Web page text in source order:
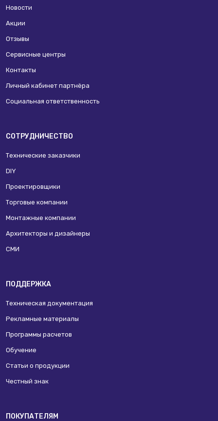
Новости
Акции
Отзывы
Сервисные центры
Контакты
Личный кабинет партнёра
Социальная ответственность
СОТРУДНИЧЕСТВО
Технические заказчики
DIY
Проектировщики
Торговые компании
Монтажные компании
Архитекторы и дизайнеры
СМИ
ПОДДЕРЖКА
Техническая документация
Рекламные материалы
Программы расчетов
Обучение
Статьи о продукции
Честный знак
ПОКУПАТЕЛЯМ